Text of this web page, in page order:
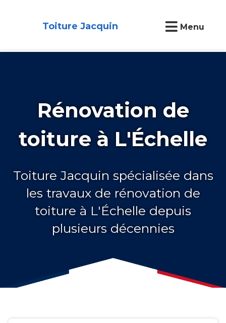
Toiture Jacquin Menu
Rénovation de
toiture à L'Échelle
Toiture Jacquin spécialisée dans
les travaux de rénovation de
toiture à L'Échelle depuis
plusieurs décennies